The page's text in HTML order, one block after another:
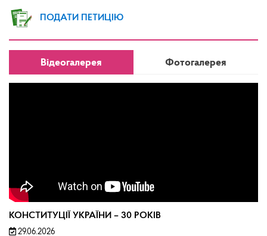
ПОДАТИ ПЕТИЦІЮ
Відеогалерея Фотогалерея
КОНСТИТУЦІЇ УКРАЇНИ – 30 РОКІВ
29.06.2026